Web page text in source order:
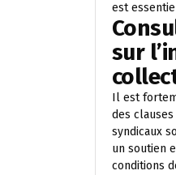
est
sur
Il est
des
syndicaux
un soutien
conditions